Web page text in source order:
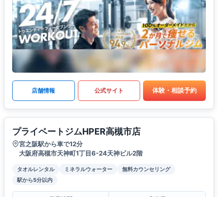
店舗情報 公式サイト 体験・相談予約
プライベートジムHPER高槻市店
宮之阪駅から車で12分
大阪府高槻市天神町1丁目6-24天神ビル2階
タオルレンタル ミネラルウォーター
無料カウンセリング
駅から5分以内